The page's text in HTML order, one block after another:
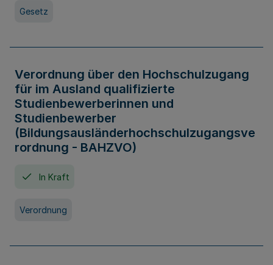
Gesetz
Verordnung über den Hochschulzugang
für im Ausland qualifizierte
Studienbewerberinnen und
Studienbewerber
(Bildungsausländerhochschulzugangsve
rordnung - BAHZVO)
In Kraft
Verordnung